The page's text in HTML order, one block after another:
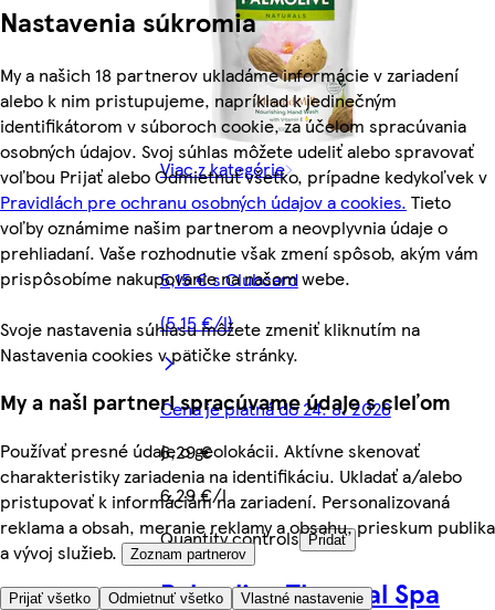
Nastavenia súkromia
My a našich 18 partnerov ukladáme informácie v zariadení
alebo k nim pristupujeme, napríklad k jedinečným
identifikátorom v súboroch cookie, za účelom spracúvania
osobných údajov. Svoj súhlas môžete udeliť alebo spravovať
voľbou Prijať alebo Odmietnuť všetko, prípadne kedykoľvek v
Pravidlách pre ochranu osobných údajov a cookies. Tieto
voľby oznámime našim partnerom a neovplyvnia údaje o
prehliadaní. Vaše rozhodnutie však zmení spôsob, akým vám
prispôsobíme nakupovanie na našom webe.
Svoje nastavenia súhlasu môžete zmeniť kliknutím na
Nastavenia cookies v pätičke stránky.
My a naši partneri spracúvame údaje s cieľom
Používať presné údaje o geolokácii. Aktívne skenovať
charakteristiky zariadenia na identifikáciu. Ukladať a/alebo
pristupovať k informáciám na zariadení. Personalizovaná
reklama a obsah, meranie reklamy a obsahu, prieskum publika
a vývoj služieb.
Zoznam partnerov
Prijať všetko Odmietnuť všetko Vlastné nastavenie
Viac z kategórie
5,15 € s Clubcard
(5,15 €/l)
Cena je platná do 24. 8. 2026
6,29 €
6,29 €/l
Quantity controls
Pridať
Palmolive Thermal Spa